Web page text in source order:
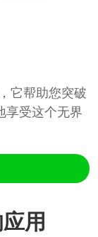
它帮助您突破
享受这个无界
用